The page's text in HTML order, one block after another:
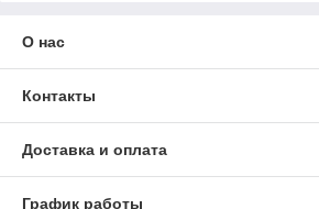
О нас
Контакты
Доставка и оплата
График работы